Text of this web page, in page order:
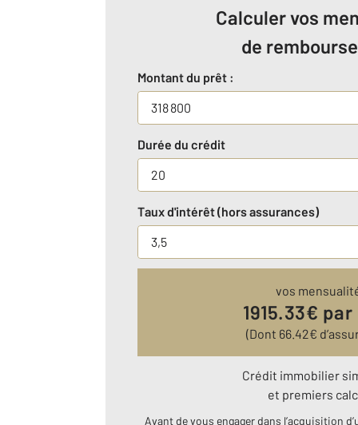
Calculer vos
de
Montant du prêt :
Durée du crédit
Taux d'intérêt (hors assurances)
vos
1915.33€ par
(Dont 66.42€
Crédit immobilier
et premiers
Avant de vous engager dans l’acquisition